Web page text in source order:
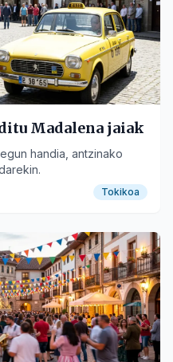
Madalena jaiak
handia, antzinako
Tokikoa